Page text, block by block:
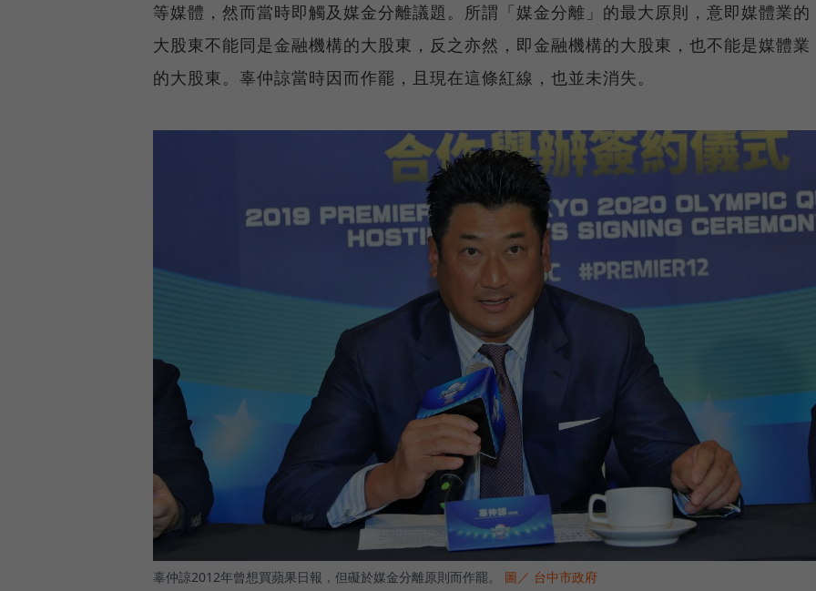
等媒體，然而當時即觸及媒金分離議題。所謂「媒金分離」的最大原則，意即媒體業的
大股東不能同是金融機構的大股東，反之亦然，即金融機構的大股東，也不能是媒體業
的大股東。辜仲諒當時因而作罷，且現在這條紅線，也並未消失。
辜仲諒2012年曾想買蘋果日報，但礙於媒金分離原則而作罷。 圖／ 台中市政府